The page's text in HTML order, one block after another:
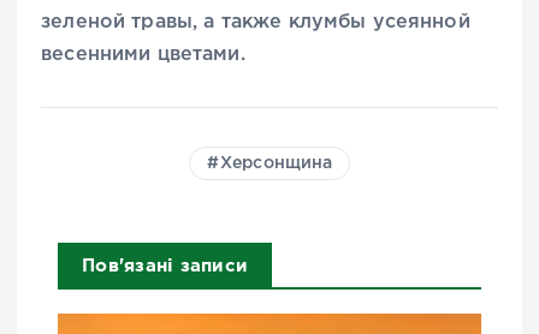
зеленой травы, а также клумбы усеянной
весенними цветами.
Херсонщина
Пов'язані записи